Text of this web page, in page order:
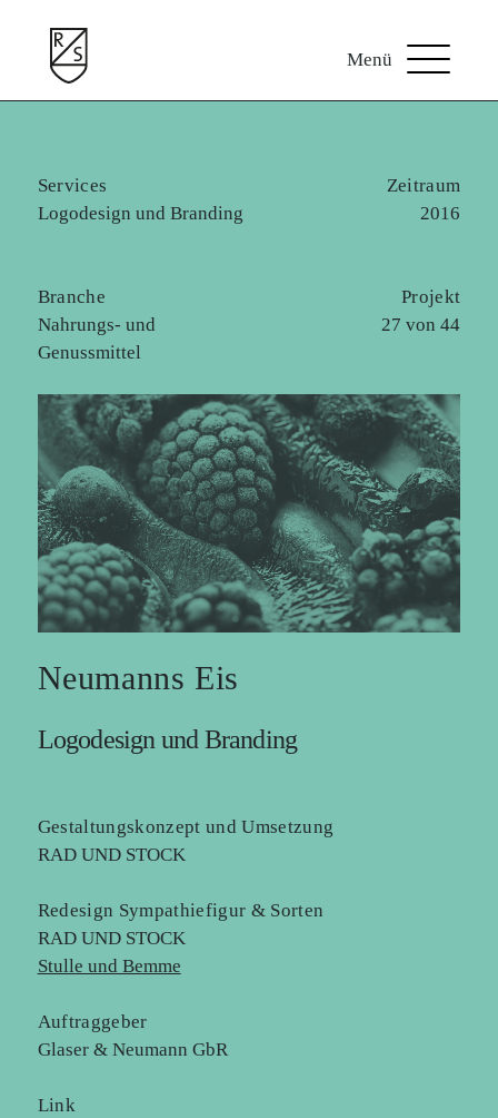
content
Services
Logodesign und Branding
Zeitraum
2016
Branche
Nahrungs- und
Genussmittel
Projekt
27 von 44
Neumanns Eis
Logodesign und Branding
Gestaltungskonzept und Umsetzung
RAD UND STOCK
Redesign Sympathiefigur & Sorten
RAD UND STOCK
Stulle und Bemme
Auftraggeber
Glaser & Neumann GbR
Link